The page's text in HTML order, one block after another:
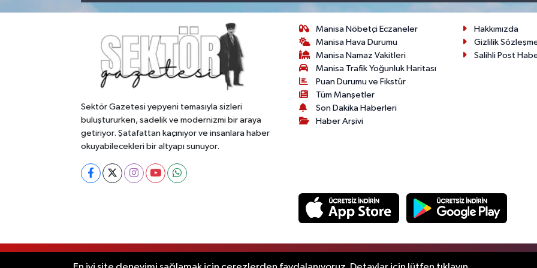
Sektör Gazetesi yepyeni temasıyla sizleri
buluştururken, sadelik ve modernizmi bir araya
getiriyor. Şatafattan kaçınıyor ve insanlara haber
okuyabilecekleri bir altyapı sunuyor.
Manisa Nöbetçi Eczaneler
Manisa Hava Durumu
Manisa Namaz Vakitleri
Manisa Trafik Yoğunluk Haritası
Puan Durumu ve Fikstür
Tüm Manşetler
Son Dakika Haberleri
Haber Arşivi
Hakkımızda
Gizlilik
Salihli Post
RSS Copyright © 2026. Her hakkı saklıdır.